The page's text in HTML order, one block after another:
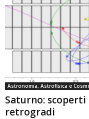
Astronomia, Astrofisica e
Saturno:
retrogradi